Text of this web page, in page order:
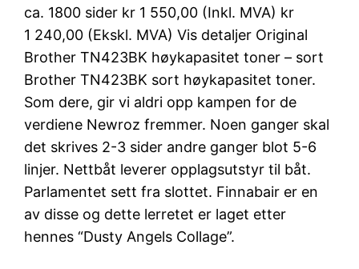
ca. 1800 sider kr 1 550,00 (Inkl. MVA) kr
1 240,00 (Ekskl. MVA) Vis detaljer Original
Brother TN423BK høykapasitet toner – sort
Brother TN423BK sort høykapasitet toner.
Som dere, gir vi aldri opp kampen for de
verdiene Newroz fremmer. Noen ganger skal
det skrives 2-3 sider andre ganger blot 5-6
linjer. Nettbåt leverer opplagsutstyr til båt.
Parlamentet sett fra slottet. Finnabair er en
av disse og dette lerretet er laget etter
hennes “Dusty Angels Collage”.